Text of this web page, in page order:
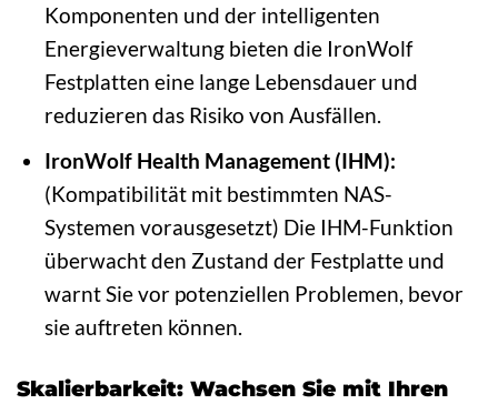
Komponenten und der intelligenten
Energieverwaltung bieten die IronWolf
Festplatten eine lange Lebensdauer und
reduzieren das Risiko von Ausfällen.
IronWolf Health Management (IHM):
(Kompatibilität mit bestimmten NAS-
Systemen vorausgesetzt) Die IHM-Funktion
überwacht den Zustand der Festplatte und
warnt Sie vor potenziellen Problemen, bevor
sie auftreten können.
Skalierbarkeit: Wachsen Sie mit Ihren